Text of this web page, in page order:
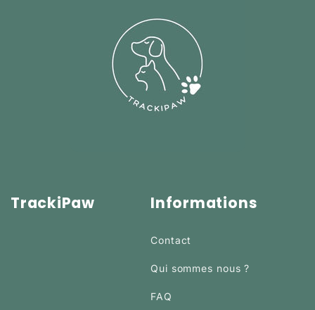
TrackiPaw Informations
Contact
Qui sommes nous ?
FAQ